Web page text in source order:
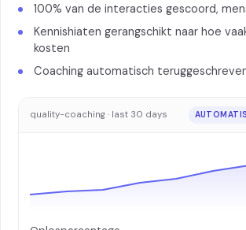
100% van de interacties gescoord,
Kennishiaten gerangschikt naar hoe
kosten
Coaching automatisch
quality-coaching · last 30 days